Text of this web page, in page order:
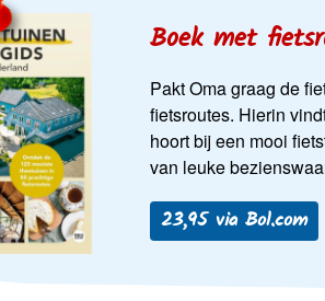
Boek met
Pakt Oma graag de
fietsroutes. Hierin
hoort bij een mooi
van leuke
23,95 via Bol.com